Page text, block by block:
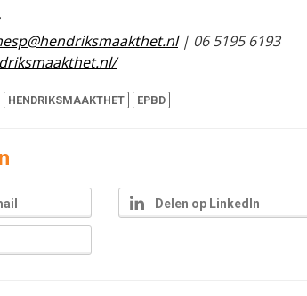
| 06 5195 6193
HENDRIKSMAAKTHET EPBD
Delen op LinkedIn